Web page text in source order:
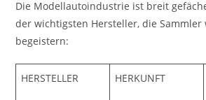
Die Modellautoindustrie ist breit
der wichtigsten Hersteller, die Sammler
begeistern:
HERSTELLER HERKUNFT